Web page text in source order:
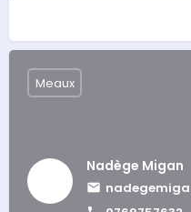
Nadège Migan
Meaux